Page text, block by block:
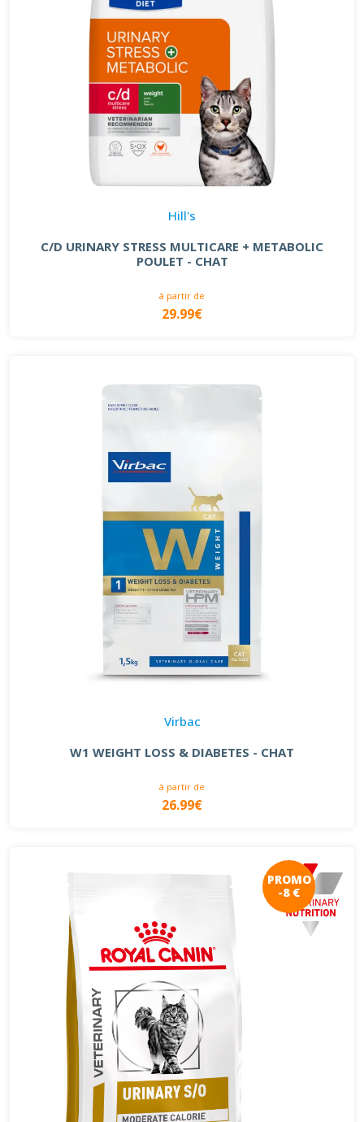
Hill's
C/D URINARY STRESS MULTICARE + METABOLIC
POULET - CHAT
à partir de
29.99€
Virbac
W1 WEIGHT LOSS & DIABETES - CHAT
à partir de
26.99€
PROMO
-8 €